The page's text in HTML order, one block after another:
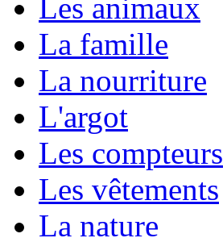
Les animaux
La famille
La nourriture
L'argot
Les compteurs
Les vêtements
La nature